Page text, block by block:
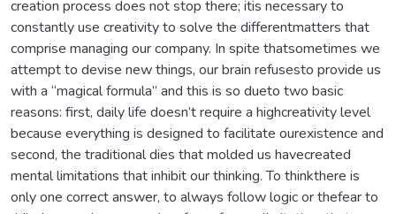
creation process does not stop there; itis necessary to
constantly use creativity to solve the differentmatters that
comprise managing our company. In spite thatsometimes we
attempt to devise new things, our brain refusesto provide us
with a “magical formula” and this is so dueto two basic
reasons: first, daily life doesn’t require a highcreativity level
because everything is designed to facilitate ourexistence and
second, the traditional dies that molded us havecreated
mental limitations that inhibit our thinking. To thinkthere is
only one correct answer, to always follow logic or thefear to